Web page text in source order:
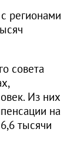
регионами
совета
Из них
на
тысячи